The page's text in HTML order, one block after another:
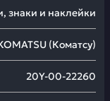
знаки и наклейки
(Коматсу)
20Y-00-22260